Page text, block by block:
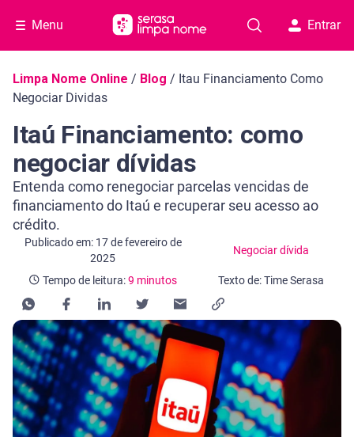
Menu Entrar
Navegação do blog
Limpa Nome Online / Blog / Itau Financiamento Como
Negociar Dividas
Itaú Financiamento: como
negociar dívidas
Entenda como renegociar parcelas vencidas de
financiamento do Itaú e recuperar seu acesso ao
crédito.
Publicado em: 17 de fevereiro de
2025
Negociar dívida
Categoria Negociar dívida
Tempo de leitura:9 minutos
Tempo de leitura: 9 minutos
Texto de: Time Serasa